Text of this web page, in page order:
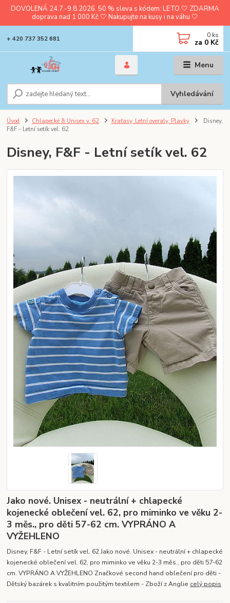
DOVOLENÁ 24.7.-9.8.2026. 50 % sleva s kódem: LETO 🤍 ZDARMA
doprava nad 1 000 Kč 🤍 Nakupujte na kusy i na váhu 🤍
Menu
Vyhledávání
+ 420 737 352 681 0 ks
za 0 Kč
Úvod Chlapecké & Unisex v. 62 Kraťasy, Letní overaly, Plavky
Disney,
F&F - Letní setík vel. 62
Disney, F&F - Letní setík vel. 62
Jako nové. Unisex - neutrální + chlapecké
kojenecké oblečení vel. 62, pro miminko ve věku 2-
3 měs., pro děti 57-62 cm. VYPRÁNO A
VYŽEHLENO
Disney, F&F - Letní setík vel. 62 Jako nové. Unisex - neutrální + chlapecké
kojenecké oblečení vel. 62, pro miminko ve věku 2-3 měs., pro děti 57-62
cm. VYPRÁNO A VYŽEHLENO Značkové second hand oblečení pro děti -
Dětský bazárek s kvalitním použitým textilem - Zboží z Anglie celý popis